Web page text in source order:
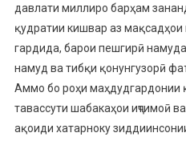
давлати миллиро барҳам
қудратии кишвар аз мақсадҳои
гардида, барои пешгирӣ
намуд ва тибқи қонунгузорӣ
Аммо бо роҳи маҳдудгардонии
тавассути шабакаҳои иҷтимоӣ
ақоиди хатарноку